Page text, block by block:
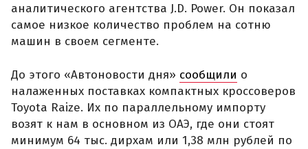
аналитического агентства J.D. Power. Он показал
самое низкое количество проблем на сотню
машин в своем сегменте.
До этого «Автоновости дня» сообщили о
налаженных поставках компактных кроссоверов
Toyota Raize. Их по параллельному импорту
возят к нам в основном из ОАЭ, где они стоят
минимум 64 тыс. дирхам или 1,38 млн рублей по